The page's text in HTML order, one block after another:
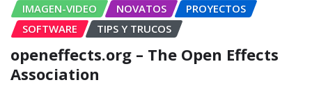
IMAGEN-VIDEO
NOVATOS
PROYECTOS
SOFTWARE
TIPS Y TRUCOS
openeffects.org – The Open Effects
Association